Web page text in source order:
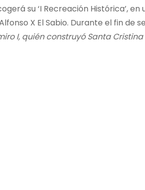
su ‘I Recreación Histórica’, en
X El Sabio. Durante el fin de
I, quién construyó Santa Cristina